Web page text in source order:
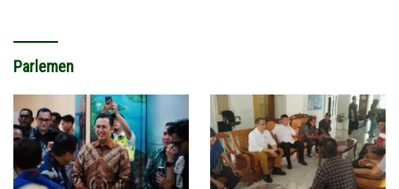
Parlemen